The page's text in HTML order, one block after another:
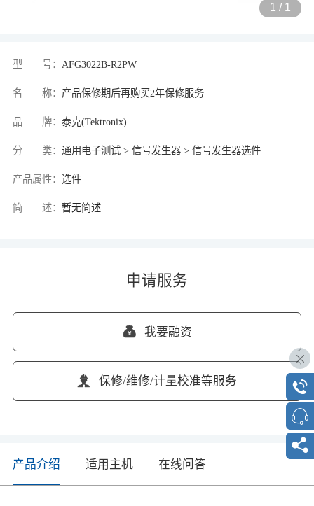
1 / 1
型 号： AFG3022B-R2PW
名 称： 产品保修期后再购买2年保修服务
品 牌： 泰克(Tektronix)
分 类： 通用电子测试 > 信号发生器 > 信号发生器选件
产品属性： 选件
简 述： 暂无简述
申请服务
我要融资
保修/维修/计量校准等服务
产品介绍 适用主机 在线问答